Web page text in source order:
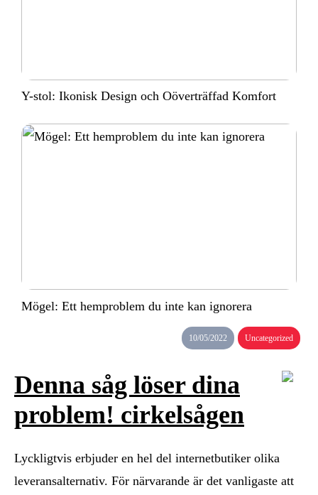
Y-stol: Ikonisk Design och Oöverträffad Komfort
Mögel: Ett hemproblem du inte kan ignorera
10/05/2022 Uncategorized
Denna såg löser dina
problem! cirkelsågen
Lyckligtvis erbjuder en hel del internetbutiker olika
leveransalternativ. För närvarande är det vanligaste att